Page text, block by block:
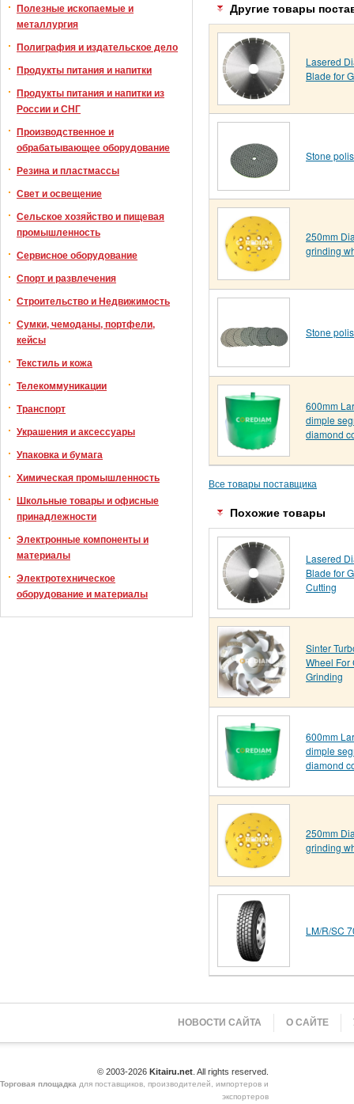
Полезные ископаемые и
металлургия
Полиграфия и издательское дело
Продукты питания и напитки
Продукты питания и напитки из
России и СНГ
Производственное и
обрабатывающее оборудование
Резина и пластмассы
Свет и освещение
Сельское хозяйство и пищевая
промышленность
Сервисное оборудование
Спорт и развлечения
Строительство и Недвижимость
Сумки, чемоданы, портфели,
кейсы
Текстиль и кожа
Телекоммуникации
Транспорт
Украшения и аксессуары
Упаковка и бумага
Химическая промышленность
Школьные товары и офисные
принадлежности
Электронные компоненты и
материалы
Электротехническое
оборудование и материалы
Другие товары
Lasered
Blade for
Stone
250mm
grinding
Stone
600mm
dimple
diamond
Все товары поставщика
Похожие товары
Lasered
Blade for
Cutting
Sinter
Wheel For
Grinding
600mm
dimple
diamond
250mm
grinding
LM/R/SC
НОВОСТИ САЙТА О САЙТЕ
© 2003-2026 Kitairu.net . All rights reserved.
Торговая площадка для поставщиков, производителей, импортеров и
экспортеров